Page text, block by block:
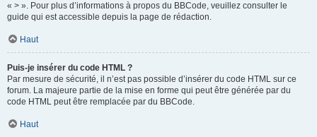
« > ». Pour plus d’informations à propos du BBCode, veuillez consulter le
guide qui est accessible depuis la page de rédaction.
Haut
Puis-je insérer du code HTML ?
Par mesure de sécurité, il n’est pas possible d’insérer du code HTML sur ce
forum. La majeure partie de la mise en forme qui peut être générée par du
code HTML peut être remplacée par du BBCode.
Haut